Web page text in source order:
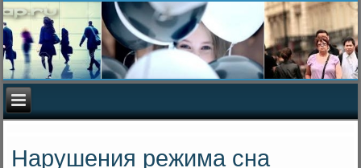
Нарушения режима сна